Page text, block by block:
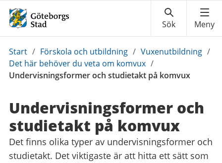
Du
är
här:
Start / Förskola och utbildning / Vuxenutbildning /
Det här behöver du veta om komvux /
Undervisningsformer och studietakt på komvux
Undervisningsformer och
studietakt på komvux
Det finns olika typer av undervisningsformer och
studietakt. Det viktigaste är att hitta ett sätt som